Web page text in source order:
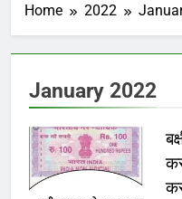
Home 2022
January 2022